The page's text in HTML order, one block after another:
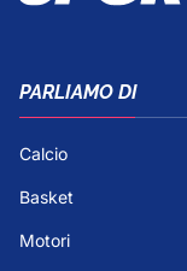
PARLIAMO DI
Calcio
Basket
Motori